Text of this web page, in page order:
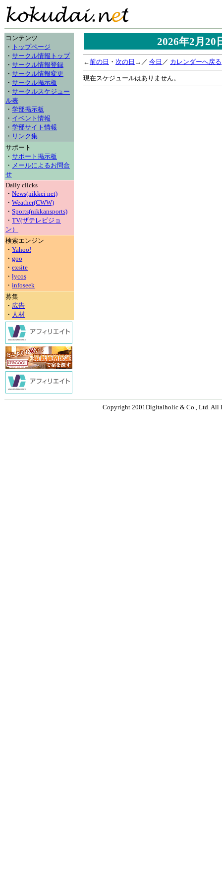
コンテンツ
・ トップページ
・ サークル情報トップ
・ サークル情報登録
・ サークル情報変更
・ サークル掲示板
・ サークルスケジュー
ル表
・ 学部掲示板
・ イベント情報
・ 学部サイト情報
・ リンク集
サポート
・ サポート掲示板
・ メールによるお問合
せ
Daily clicks
・ News(nikkei net)
・ Weather(CWW)
・ Sports(nikkansports)
・ TV(ザテレビジョ
ン）
検索エンジン
・ Yahoo!
・ goo
・ exsite
・ lycos
・ infoseek
募集
・ 広告
・ 人材
2026年2月
←前の日 ・ 次の日 →／ 今日 ／ カレンダーへ戻る
現在スケジュールはありません。
Copyright 2001Digitalholic & Co., Ltd. All